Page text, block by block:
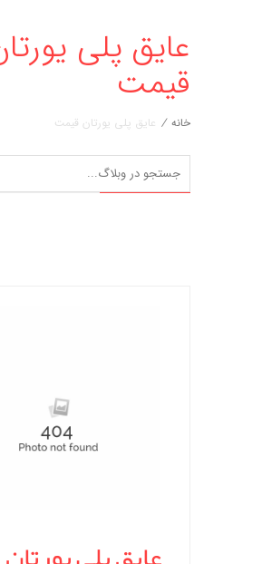
عایق پلی
قیمت
خانه / عایق پلی یورتان قیمت